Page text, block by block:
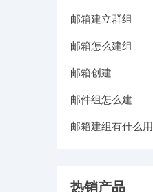
邮箱建立群组
邮箱怎么建组
邮箱创建
邮件组怎么建
邮箱建组有什么用
热销产品